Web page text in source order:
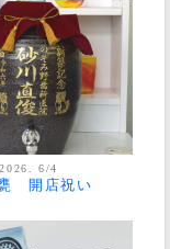
2026. 6/4
開店祝い